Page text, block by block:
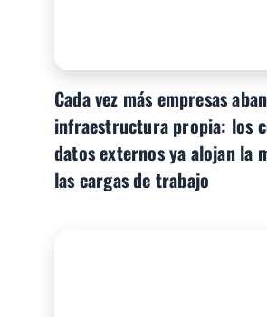
Cada vez más empresas
infraestructura propia: los
datos externos ya alojan la
las cargas de trabajo